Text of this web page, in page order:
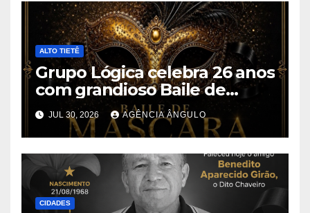
ALTO TIETÊ
Grupo Lógica celebra 26 anos
com grandioso Baile de
Máscaras em Suzano
JUL 30, 2026 AGÊNCIA ÂNGULO
CIDADES